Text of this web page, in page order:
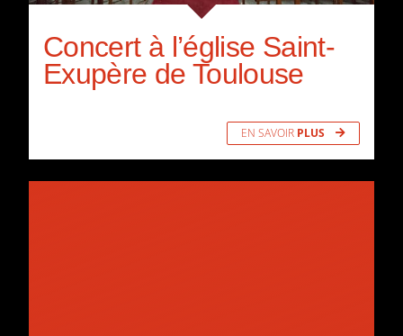
Concert à l’église Saint-
Exupère de Toulouse
EN SAVOIR PLUS